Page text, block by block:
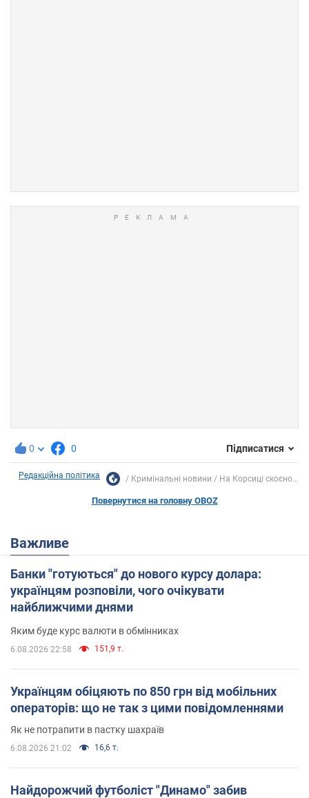
0 0 Підписатися
Редакційна політика Кримінальні новини На Корсиці скоєно...
Повернутися на головну OBOZ
Важливе
Банки "готуються" до нового курсу долара:
українцям розповіли, чого очікувати
найближчими днями
Яким буде курс валюти в обмінниках
6.08.2026 22:58 151,9 т.
Українцям обіцяють по 850 грн від мобільних
операторів: що не так з цими повідомленнями
Як не потрапити в пастку шахраїв
6.08.2026 21:02 16,6 т.
Найдорожчий футболіст "Динамо" забив